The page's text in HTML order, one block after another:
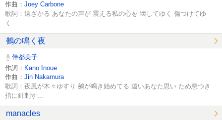
作曲： Joey Carbone
歌詞：遠ざかる あなたの声が 震える私の心を 壊してゆく 傷つけてゆ
く...
鵺の鳴く夜
伴都美子
作詞： Kano Inoue
作曲： Jin Nakamura
歌詞：夜風が木々ゆすり 鵺が鳴き始めてる 遠いあなた思い ため息つき
指に針刺す...
manacles